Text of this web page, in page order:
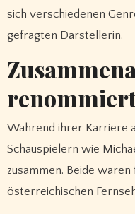
sich verschiedenen
gefragten Darstellerin.
Während ihrer Karriere
Schauspielern wie
zusammen. Beide
österreichischen